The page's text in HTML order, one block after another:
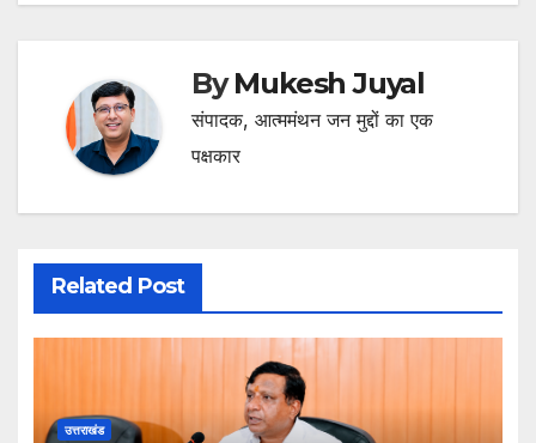
ByMukesh Juyal
संपादक, आत्ममंथन जन मुद्दों का एक
पक्षकार
Related Post
उत्तराखंड